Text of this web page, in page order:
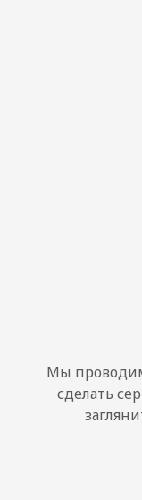
Мы
сделать